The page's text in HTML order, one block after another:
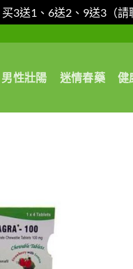
3送1、6送2、9送3（請
男性壯陽 迷情春藥 健